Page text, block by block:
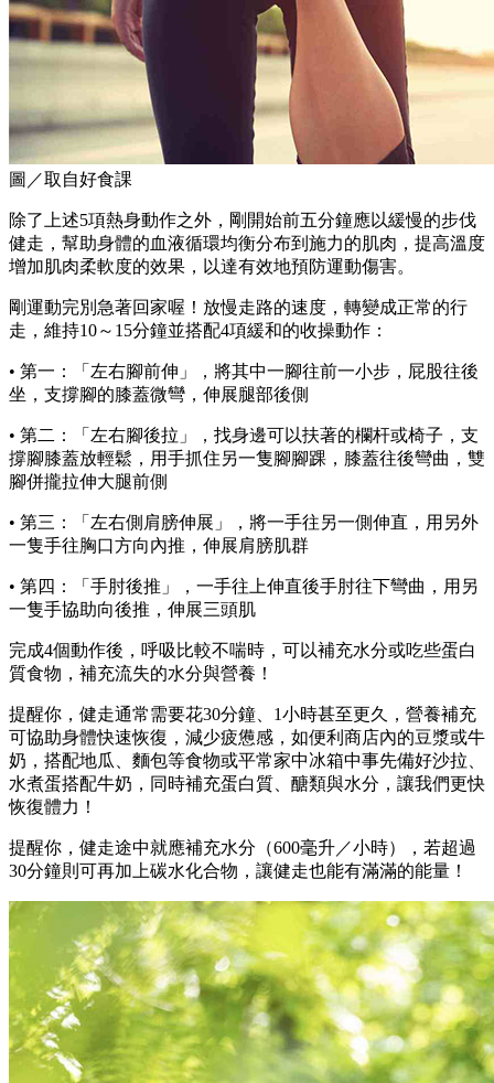
圖／取自好食課
除了上述5項熱身動作之外，剛開始前五分鐘應以緩慢的步伐
健走，幫助身體的血液循環均衡分布到施力的肌肉，提高溫度
增加肌肉柔軟度的效果，以達有效地預防運動傷害。
剛運動完別急著回家喔！放慢走路的速度，轉變成正常的行
走，維持10～15分鐘並搭配4項緩和的收操動作：
• 第一：「左右腳前伸」，將其中一腳往前一小步，屁股往後
坐，支撐腳的膝蓋微彎，伸展腿部後側
• 第二：「左右腳後拉」，找身邊可以扶著的欄杆或椅子，支
撐腳膝蓋放輕鬆，用手抓住另一隻腳腳踝，膝蓋往後彎曲，雙
腳併攏拉伸大腿前側
• 第三：「左右側肩膀伸展」，將一手往另一側伸直，用另外
一隻手往胸口方向內推，伸展肩膀肌群
• 第四：「手肘後推」，一手往上伸直後手肘往下彎曲，用另
一隻手協助向後推，伸展三頭肌
完成4個動作後，呼吸比較不喘時，可以補充水分或吃些蛋白
質食物，補充流失的水分與營養！
提醒你，健走通常需要花30分鐘、1小時甚至更久，營養補充
可協助身體快速恢復，減少疲憊感，如便利商店內的豆漿或牛
奶，搭配地瓜、麵包等食物或平常家中冰箱中事先備好沙拉、
水煮蛋搭配牛奶，同時補充蛋白質、醣類與水分，讓我們更快
恢復體力！
提醒你，健走途中就應補充水分（600毫升／小時），若超過
30分鐘則可再加上碳水化合物，讓健走也能有滿滿的能量！